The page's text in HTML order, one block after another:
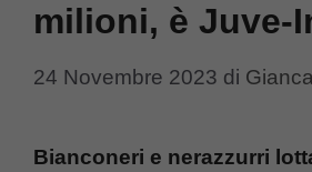
milioni, è Juve-
24 Novembre 2023 di
Bianconeri e nerazzurri